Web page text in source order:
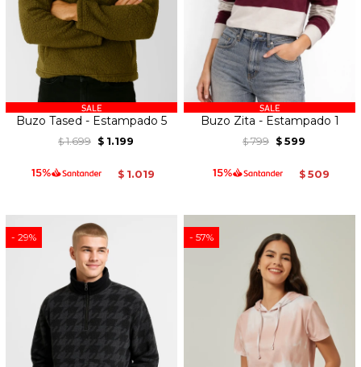
Buzo Tased - Estampado 5
$ 1.699 $ 1.199
$ 1.019
Buzo Zita - Estampado 1
$ 799 $ 599
$ 509
29 57